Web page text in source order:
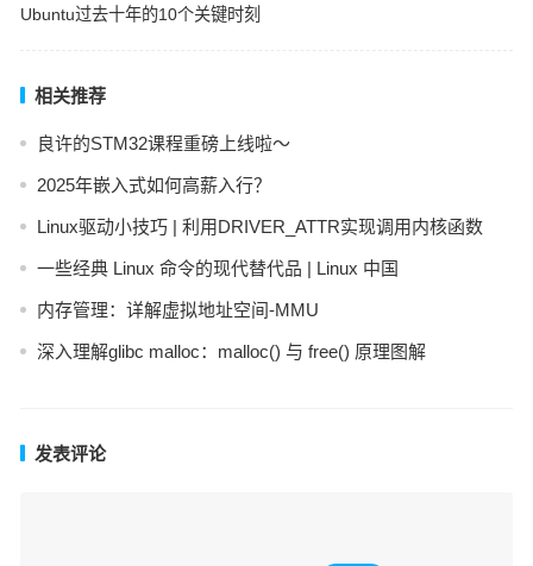
Ubuntu过去十年的10个关键时刻
相关推荐
良许的STM32课程重磅上线啦～
2025年嵌入式如何高薪入行？
Linux驱动小技巧 | 利用DRIVER_ATTR实现调用内核函数
一些经典 Linux 命令的现代替代品 | Linux 中国
内存管理：详解虚拟地址空间-MMU
深入理解glibc malloc：malloc() 与 free() 原理图解
发表评论